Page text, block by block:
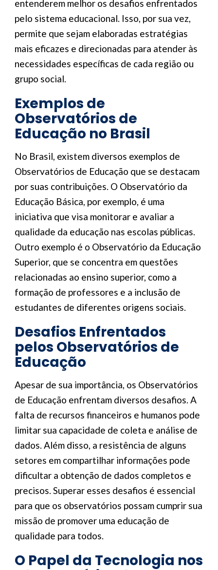
entenderem melhor os desafios enfrentados
pelo sistema educacional. Isso, por sua vez,
permite que sejam elaboradas estratégias
mais eficazes e direcionadas para atender às
necessidades específicas de cada região ou
grupo social.
Exemplos de
Observatórios de
Educação no Brasil
No Brasil, existem diversos exemplos de
Observatórios de Educação que se destacam
por suas contribuições. O Observatório da
Educação Básica, por exemplo, é uma
iniciativa que visa monitorar e avaliar a
qualidade da educação nas escolas públicas.
Outro exemplo é o Observatório da Educação
Superior, que se concentra em questões
relacionadas ao ensino superior, como a
formação de professores e a inclusão de
estudantes de diferentes origens sociais.
Desafios Enfrentados
pelos Observatórios de
Educação
Apesar de sua importância, os Observatórios
de Educação enfrentam diversos desafios. A
falta de recursos financeiros e humanos pode
limitar sua capacidade de coleta e análise de
dados. Além disso, a resistência de alguns
setores em compartilhar informações pode
dificultar a obtenção de dados completos e
precisos. Superar esses desafios é essencial
para que os observatórios possam cumprir sua
missão de promover uma educação de
qualidade para todos.
O Papel da Tecnologia nos